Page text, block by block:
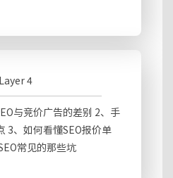
与竞价广告的差别 2、手
3、如何看懂SEO报价单
常见的那些坑